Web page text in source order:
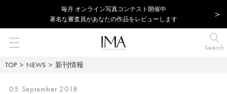
毎⽉ オンライン写真コンテスト開催中
著名な審査員があなたの作品をレビューします
Search
TOP NEWS 新刊情報
05 September 2018